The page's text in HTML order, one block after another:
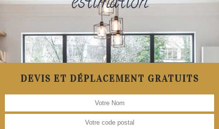
DEVIS ET DÉPLACEMENT GRATUITS